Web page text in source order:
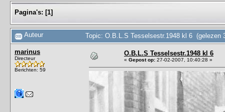
Pagina's: [1]
Auteur Topic: O.B.L.S Tesselsestr.1948 kl 6 (gelezen
marinus
Directeur
Berichten: 59
O.B.L.S Tesselsestr.1948 kl 6
« Gepost op: 27-02-2007, 10:40:28 »